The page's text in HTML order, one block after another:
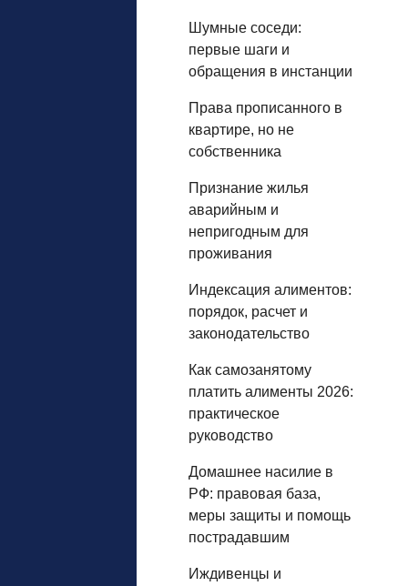
Шумные соседи:
первые шаги и
обращения в инстанции
Права прописанного в
квартире, но не
собственника
Признание жилья
аварийным и
непригодным для
проживания
Индексация алиментов:
порядок, расчет и
законодательство
Как самозанятому
платить алименты 2026:
практическое
руководство
Домашнее насилие в
РФ: правовая база,
меры защиты и помощь
пострадавшим
Иждивенцы и